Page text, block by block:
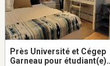
Près Université et Cégep
Garneau pour étudiant(e)